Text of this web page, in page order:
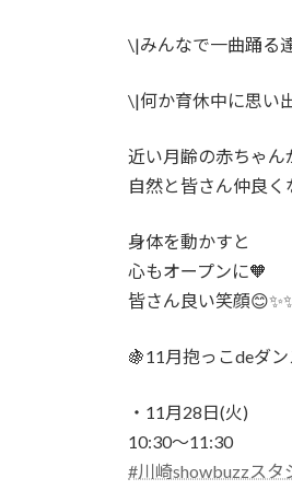
\|みんなで一曲踊る
\|何か育休中に思い
近い月齢の赤ちゃん
自然と皆さん仲良く
身体を動かすと
心もオープンに🧡
皆さん良い笑顔
🍇11月抱っこdeダン
・11月28日(火)
10:30〜11:30
#川崎showbuzzスタ